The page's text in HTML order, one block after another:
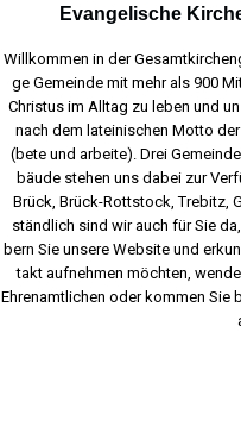
Evangelische
Will­kom­men in der
ge Gemein­de mit mehr als 900
Chris­tus im All­tag zu leben und
nach dem latei­ni­schen Mot­to
(bete und arbei­te). Drei
bäu­de ste­hen uns dabei zur
Brück, Brück-Rott­stock, Tre­bitz,
ständ­lich sind wir auch für Sie
bern Sie unse­re Web­site und
takt auf­neh­men möch­ten,
Ehren­amt­li­chen oder kom­men Sie